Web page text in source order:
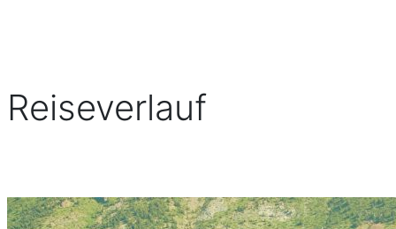
Reiseverlauf